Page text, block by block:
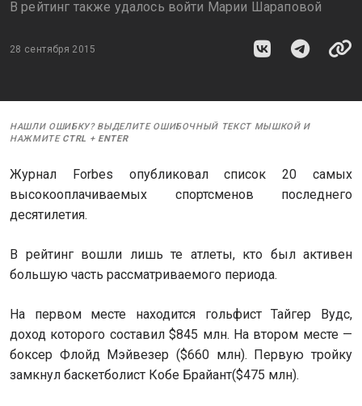
В рейтинг также удалось войти Марии Шараповой
28 сентября 2015
НАШЛИ ОШИБКУ? ВЫДЕЛИТЕ ОШИБОЧНЫЙ ТЕКСТ МЫШКОЙ И
НАЖМИТЕ CTRL + ENTER
Журнал Forbes опубликовал список 20 самых
высокооплачиваемых спортсменов последнего
десятилетия.
В рейтинг вошли лишь те атлеты, кто был активен
большую часть рассматриваемого периода.
На первом месте находится гольфист Тайгер Вудс,
доход которого составил $845 млн. На втором месте —
боксер Флойд Мэйвезер ($660 млн). Первую тройку
замкнул баскетболист Кобе Брайант($475 млн).